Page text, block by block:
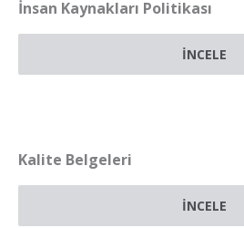
İnsan Kaynakları Politikası
İNCELE
Kalite Belgeleri
İNCELE